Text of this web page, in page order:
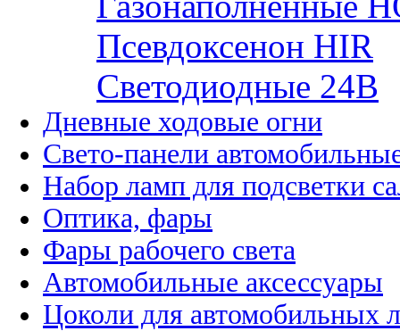
Псевдоксенон HIR
Cветодиодные 24B
Дневные ходовые огни
Свето-панели
Набор ламп для подсветки
Оптика, фары
Фары рабочего света
Автомобильные аксессуары
Цоколи для автомобильных